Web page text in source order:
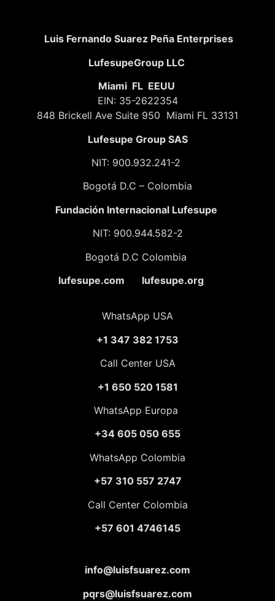
Luis Fernando Suarez Peña Enterprises
LufesupeGroup LLC
Miami FL EEUU
EIN: 35-2622354
848 Brickell Ave Suite 950 Miami FL 33131
Lufesupe Group SAS
NIT: 900.932.241-2
Bogotá D.C – Colombia
Fundación Internacional Lufesupe
NIT: 900.944.582-2
Bogotá D.C Colombia
lufesupe.com lufesupe.org
WhatsApp USA
+1 347 382 1753
Call Center USA
+1 650 520 1581
WhatsApp Europa
+34 605 050 655
WhatsApp Colombia
+57 310 557 2747
Call Center Colombia
+57 601 4746145
info@luisfsuarez.com
pqrs@luisfsuarez.com